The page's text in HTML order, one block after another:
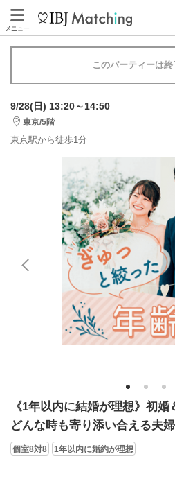
メニュー
このパーティーは
9/28(日) 13:20～14:50
東京/5階
東京駅から徒歩1分
1 2 3
《1年以内に結婚が理想》初婚
どんな時も寄り添い合える夫
個室8対8 1年以内に婚約が理想